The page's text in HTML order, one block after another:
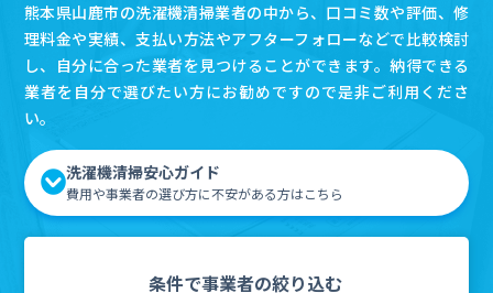
熊本県山鹿市の洗濯機清掃業者の中から、口コミ数や評価、修
理料金や実績、支払い方法やアフターフォローなどで比較検討
し、自分に合った業者を見つけることができます。納得できる
業者を自分で選びたい方にお勧めですので是非ご利用くださ
い。
洗濯機清掃安心ガイド
費用や事業者の選び方に不安がある方はこちら
条件で事業者の絞り込む